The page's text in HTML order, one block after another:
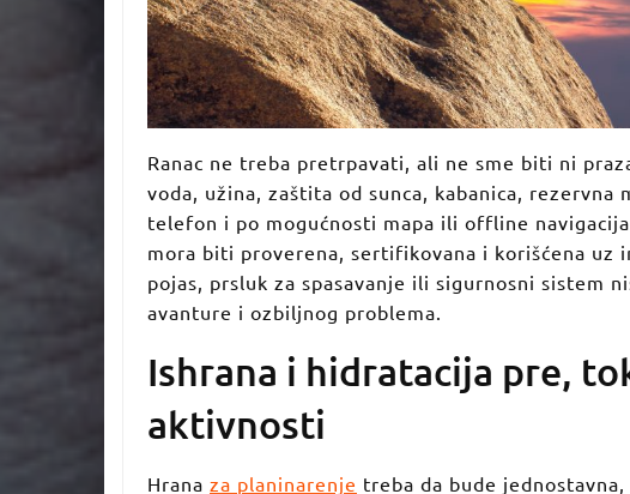
Ranac ne treba pretrpavati, ali ne sme biti ni
voda, užina, zaštita od sunca, kabanica, rezervna
telefon i po mogućnosti mapa ili offline
mora biti proverena, sertifikovana i korišćena uz
pojas, prsluk za spasavanje ili sigurnosni sistem
avanture i ozbiljnog problema.
Ishrana i hidratacija pre,
aktivnosti
Hrana za planinarenje treba da bude